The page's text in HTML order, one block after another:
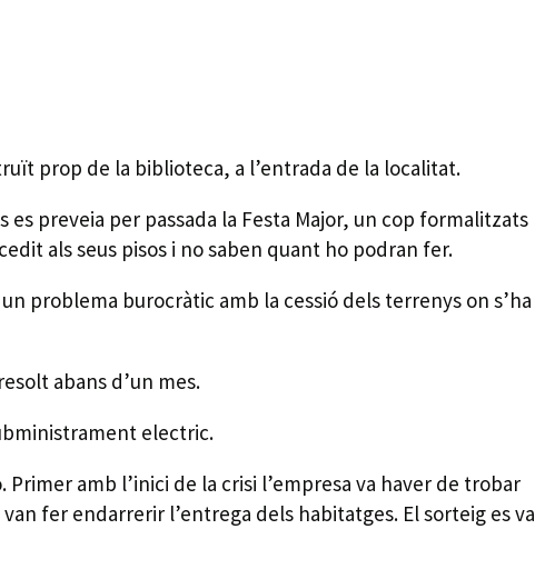
prop de la biblioteca, a l’entrada de la localitat.
es preveia per passada la Festa Major, un cop formalitzats
als seus pisos i no saben quant ho podran fer.
problema burocràtic amb la cessió dels terrenys on s’ha
abans d’un mes.
electric.
amb l’inici de la crisi l’empresa va haver de trobar
fer endarrerir l’entrega dels habitatges. El sorteig es va